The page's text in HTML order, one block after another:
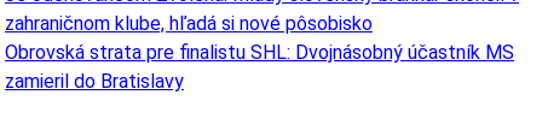
zahraničnom klube, hľadá si nové pôsobisko
Obrovská strata pre finalistu SHL: Dvojnásobný účastník MS
zamieril do Bratislavy